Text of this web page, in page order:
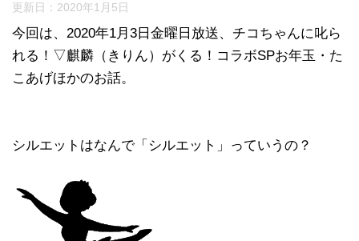
更新日： 2020年1月5日
今回は、2020年1月3日金曜日放送、チコちゃんに叱ら
れる！▽麒麟（きりん）がくる！コラボSPお年玉・た
こあげほかのお話。
シルエットはなんで「シルエット」っていうの？